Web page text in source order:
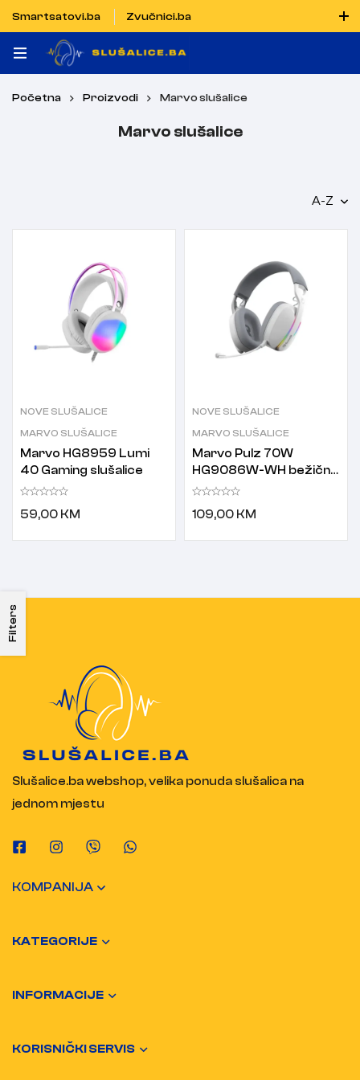
Smartsatovi.ba
Zvučnici.ba
Naručiti možete i porukom putem Vibera i WhatsAppa
Početna Proizvodi Marvo slušalice
Marvo slušalice
Filters
A-Z
NOVE SLUŠALICE
MARVO SLUŠALICE
Marvo HG8959 Lumi
40 Gaming slušalice
59,00 KM
NOVE SLUŠALICE
MARVO SLUŠALICE
Marvo Pulz 70W
HG9086W-WH bežične
Gaming slušalice bijele
109,00 KM
Slušalice.ba webshop, velika ponuda slušalica na
jednom mjestu
KOMPANIJA
KATEGORIJE
INFORMACIJE
KORISNIČKI SERVIS